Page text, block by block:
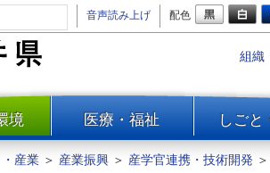
音声読み上げ 配色
組織
一覧
境 医療・福祉 しごと
・産業 ＞ 産業振興 ＞ 産学官連携・技術開発 ＞